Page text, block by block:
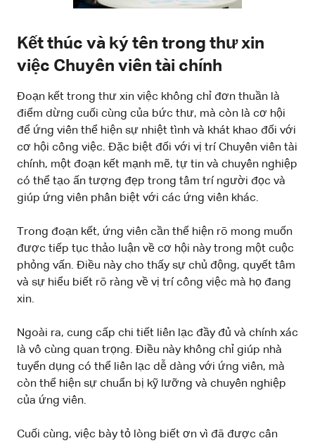
Kết thúc và ký tên trong thư xin
việc Chuyên viên tài chính
Đoạn kết trong thư xin việc không chỉ đơn thuần là
điểm dừng cuối cùng của bức thư, mà còn là cơ hội
để ứng viên thể hiện sự nhiệt tình và khát khao đối với
cơ hội công việc. Đặc biệt đối với vị trí Chuyên viên tài
chính, một đoạn kết mạnh mẽ, tự tin và chuyên nghiệp
có thể tạo ấn tượng đẹp trong tâm trí người đọc và
giúp ứng viên phân biệt với các ứng viên khác.
Trong đoạn kết, ứng viên cần thể hiện rõ mong muốn
được tiếp tục thảo luận về cơ hội này trong một cuộc
phỏng vấn. Điều này cho thấy sự chủ động, quyết tâm
và sự hiểu biết rõ ràng về vị trí công việc mà họ đang
xin.
Ngoài ra, cung cấp chi tiết liên lạc đầy đủ và chính xác
là vô cùng quan trọng. Điều này không chỉ giúp nhà
tuyển dụng có thể liên lạc dễ dàng với ứng viên, mà
còn thể hiện sự chuẩn bị kỹ lưỡng và chuyên nghiệp
của ứng viên.
Cuối cùng, việc bày tỏ lòng biết ơn vì đã được cân